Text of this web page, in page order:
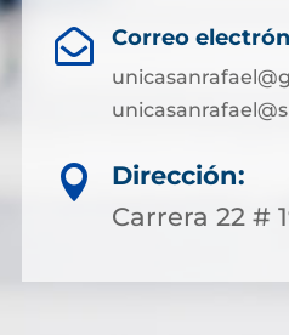
 Correo

Dirección:
Carrera 22 #